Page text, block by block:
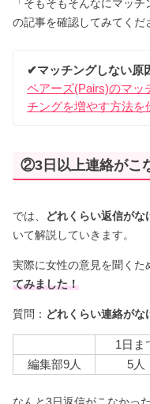
「そもそもそんなにマッ
の記事を確認してみてくだ
✔︎マッチングしない原
ペアーズ(Pairs)のマッ
チングを増やす方法を
②3日以上連絡がこ
では、 どれくらい返信がな
いて解説していきます。
実際に女性の意見を聞くた
てみました！
質問： どれくらい連絡がな
1日ま
編集部9人
5人